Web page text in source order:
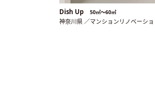
Dish Up 50㎡〜60㎡
神奈川県 ／マンションリノベーショ